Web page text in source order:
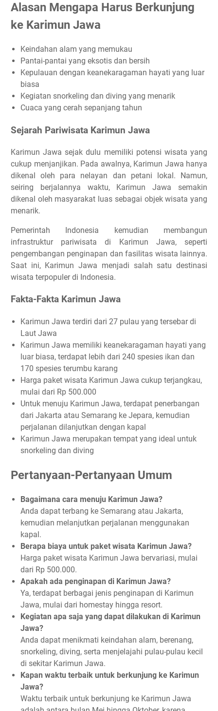
Alasan Mengapa Harus Berkunjung
ke Karimun Jawa
Keindahan alam yang memukau
Pantai-pantai yang eksotis dan bersih
Kepulauan dengan keanekaragaman hayati yang luar
biasa
Kegiatan snorkeling dan diving yang menarik
Cuaca yang cerah sepanjang tahun
Sejarah Pariwisata Karimun Jawa
Karimun Jawa sejak dulu memiliki potensi wisata yang
cukup menjanjikan. Pada awalnya, Karimun Jawa hanya
dikenal oleh para nelayan dan petani lokal. Namun,
seiring berjalannya waktu, Karimun Jawa semakin
dikenal oleh masyarakat luas sebagai objek wisata yang
menarik.
Pemerintah Indonesia kemudian membangun
infrastruktur pariwisata di Karimun Jawa, seperti
pengembangan penginapan dan fasilitas wisata lainnya.
Saat ini, Karimun Jawa menjadi salah satu destinasi
wisata terpopuler di Indonesia.
Fakta-Fakta Karimun Jawa
Karimun Jawa terdiri dari 27 pulau yang tersebar di
Laut Jawa
Karimun Jawa memiliki keanekaragaman hayati yang
luar biasa, terdapat lebih dari 240 spesies ikan dan
170 spesies terumbu karang
Harga paket wisata Karimun Jawa cukup terjangkau,
mulai dari Rp 500.000
Untuk menuju Karimun Jawa, terdapat penerbangan
dari Jakarta atau Semarang ke Jepara, kemudian
perjalanan dilanjutkan dengan kapal
Karimun Jawa merupakan tempat yang ideal untuk
snorkeling dan diving
Pertanyaan-Pertanyaan Umum
Bagaimana cara menuju Karimun Jawa?
Anda dapat terbang ke Semarang atau Jakarta,
kemudian melanjutkan perjalanan menggunakan
kapal.
Berapa biaya untuk paket wisata Karimun Jawa?
Harga paket wisata Karimun Jawa bervariasi, mulai
dari Rp 500.000.
Apakah ada penginapan di Karimun Jawa?
Ya, terdapat berbagai jenis penginapan di Karimun
Jawa, mulai dari homestay hingga resort.
Kegiatan apa saja yang dapat dilakukan di Karimun
Jawa?
Anda dapat menikmati keindahan alam, berenang,
snorkeling, diving, serta menjelajahi pulau-pulau kecil
di sekitar Karimun Jawa.
Kapan waktu terbaik untuk berkunjung ke Karimun
Jawa?
Waktu terbaik untuk berkunjung ke Karimun Jawa